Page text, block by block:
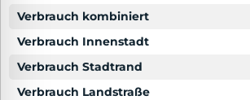
Verbrauch kombiniert
Verbrauch Innenstadt
Verbrauch Stadtrand
Verbrauch Landstraße